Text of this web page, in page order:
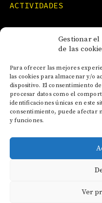
Gestionar
de las
Para ofrecer las mejores
las cookies para almacenar y/o
dispositivo. El consentimiento
procesar datos como el
identificaciones únicas en este
consentimiento, puede afectar
y funciones.
Ver
ACTIVIDADES
CONTACTO
POLÍTICA DE COOKIES
POLÍTICA DE